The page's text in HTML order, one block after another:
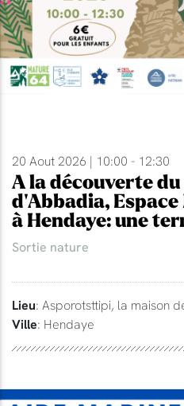
20 Aout 2026 | 10:00 - 12:30
A la découverte
d'Abbadia,
à Hendaye: une
Sortie nature
Lieu: Asporotsttipi, la maison
Ville: Hendaye